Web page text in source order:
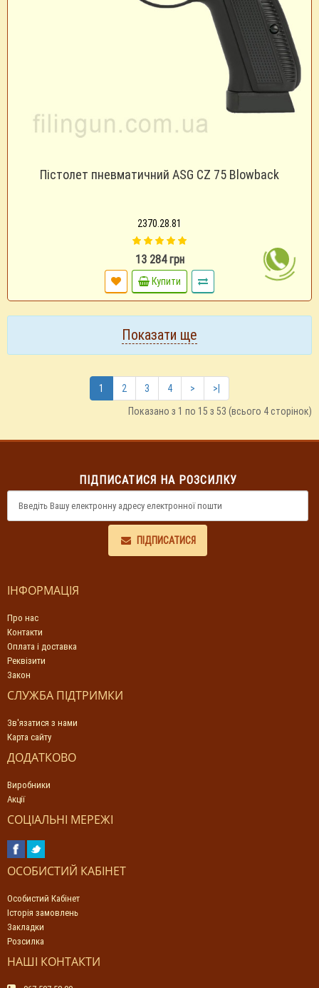
Пістолет пневматичний ASG CZ 75 Blowback
2370.28.81
13 284 грн
Купити
Показати ще
1 2 3 4 >
>|
Показано з 1 по 15 з 53 (всього 4 сторінок)
ПІДПИСАТИСЯ НА РОЗСИЛКУ
ПІДПИСАТИСЯ
ІНФОРМАЦІЯ
Про нас
Контакти
Оплата і доставка
Реквізити
Закон
СЛУЖБА ПІДТРИМКИ
Зв'язатися з нами
Карта сайту
ДОДАТКОВО
Виробники
Акції
СОЦІАЛЬНІ МЕРЕЖІ
ОСОБИСТИЙ КАБІНЕТ
Особистий Кабінет
Історія замовлень
Закладки
Розсилка
НАШІ КОНТАКТИ